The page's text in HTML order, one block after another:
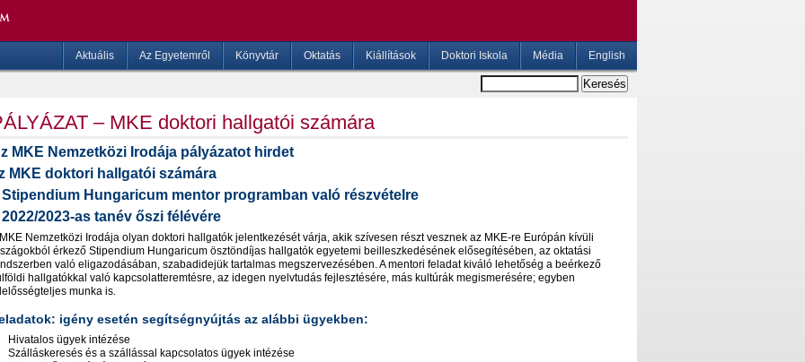
Aktuális Az Egyetemről Könyvtár Oktatás Kiállítások Doktori Iskola Média English
– MKE doktori hallgatói számára
MKE Nemzetközi Irodája pályázatot hirdet
MKE doktori hallgatói számára
Stipendium Hungaricum mentor programban való részvételre
2022/2023-as tanév őszi félévére
Nemzetközi Irodája olyan doktori hallgatók jelentkezését várja, akik szívesen részt vesznek az MKE-re Európán kívüli
érkező Stipendium Hungaricum ösztöndíjas hallgatók egyetemi beilleszkedésének elősegítésében, az oktatási
való eligazodásában, szabadidejük tartalmas megszervezésében. A mentori feladat kiváló lehetőség a beérkező
hallgatókkal való kapcsolatteremtésre, az idegen nyelvtudás fejlesztésére, más kultúrák megismerésére; egyben
munka is.
igény esetén segítségnyújtás az alábbi ügyekben:
Hivatalos ügyek intézése
Szálláskeresés és a szállással kapcsolatos ügyek intézése